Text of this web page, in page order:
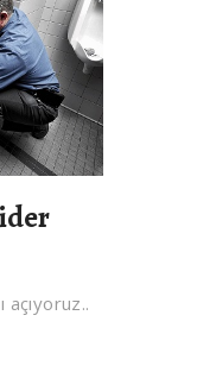
açıyoruz..